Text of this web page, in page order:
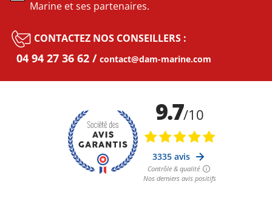
Marine et ses partenaires.
CONTACTEZ NOS CONSEILLERS :
04 94 27 36 62 contact@dam-marine.com